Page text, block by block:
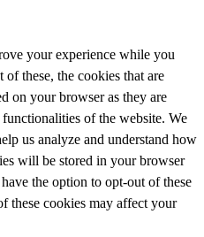
your experience while you
these, the cookies that are
on your browser as they are
of the website. We
us analyze and understand how
will be stored in your browser
the option to opt-out of these
these cookies may affect your